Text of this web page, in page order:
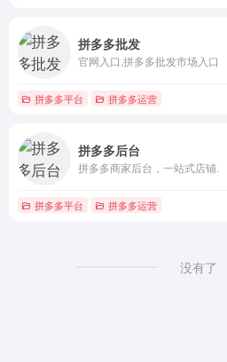
拼多多批发
官网入口,拼多多批发市场入口
拼多多平台 拼多多运营
拼多多后台
拼多多商家后台，一站式店铺.
拼多多平台 拼多多运营
没有了